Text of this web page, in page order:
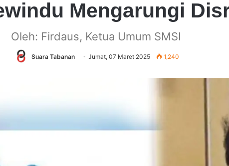
Mengarungi
Oleh: Firdaus, Ketua Umum SMSI
Suara Tabanan Jumat, 07 Maret 2025 1,240